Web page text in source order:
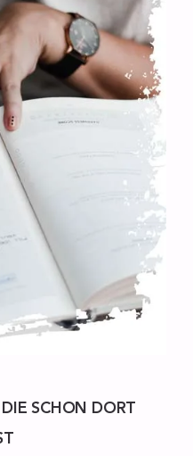
SCHON DORT